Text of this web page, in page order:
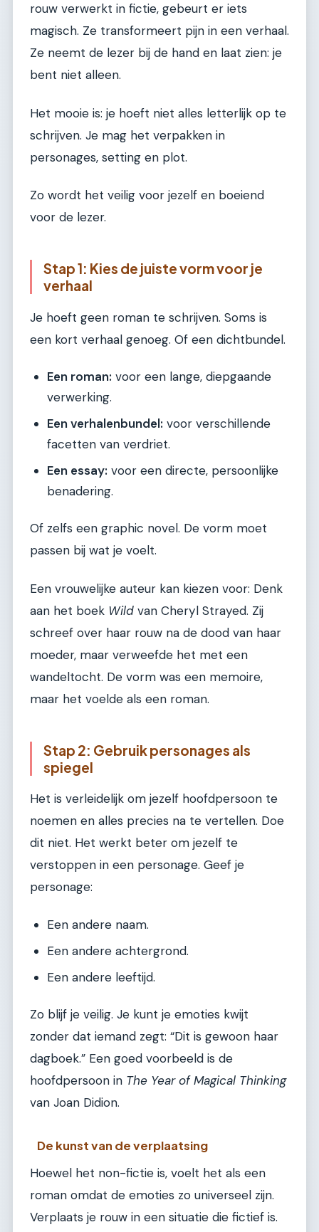
rouw verwerkt in fictie, gebeurt er iets
magisch. Ze transformeert pijn in een verhaal.
Ze neemt de lezer bij de hand en laat zien: je
bent niet alleen.
Het mooie is: je hoeft niet alles letterlijk op te
schrijven. Je mag het verpakken in
personages, setting en plot.
Zo wordt het veilig voor jezelf en boeiend
voor de lezer.
Stap 1: Kies de juiste vorm voor je
verhaal
Je hoeft geen roman te schrijven. Soms is
een kort verhaal genoeg. Of een dichtbundel.
Een roman: voor een lange, diepgaande
verwerking.
Een verhalenbundel: voor verschillende
facetten van verdriet.
Een essay: voor een directe, persoonlijke
benadering.
Of zelfs een graphic novel. De vorm moet
passen bij wat je voelt.
Een vrouwelijke auteur kan kiezen voor: Denk
aan het boek Wild van Cheryl Strayed. Zij
schreef over haar rouw na de dood van haar
moeder, maar verweefde het met een
wandeltocht. De vorm was een memoire,
maar het voelde als een roman.
Stap 2: Gebruik personages als
spiegel
Het is verleidelijk om jezelf hoofdpersoon te
noemen en alles precies na te vertellen. Doe
dit niet. Het werkt beter om jezelf te
verstoppen in een personage. Geef je
personage:
Een andere naam.
Een andere achtergrond.
Een andere leeftijd.
Zo blijf je veilig. Je kunt je emoties kwijt
zonder dat iemand zegt: “Dit is gewoon haar
dagboek.” Een goed voorbeeld is de
hoofdpersoon in The Year of Magical Thinking
van Joan Didion.
De kunst van de verplaatsing
Hoewel het non-fictie is, voelt het als een
roman omdat de emoties zo universeel zijn.
Verplaats je rouw in een situatie die fictief is.